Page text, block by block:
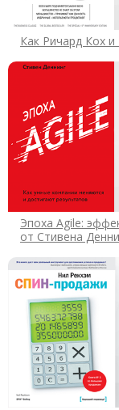
Как Ричард Кох
Эпоха Agile:
от Стивена